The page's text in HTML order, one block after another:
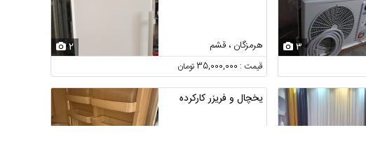
3 هرمزگان ، قشم 2
قیمت : 35,000,000 تومان
یخچال و فریزر کارکرده